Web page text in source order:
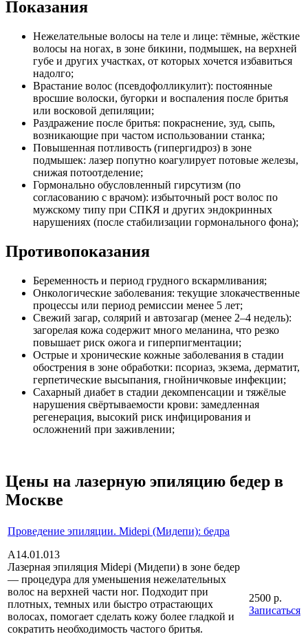
Показания
Нежелательные волосы на теле и лице: тёмные, жёсткие
волосы на ногах, в зоне бикини, подмышек, на верхней
губе и других участках, от которых хочется избавиться
надолго;
Врастание волос (псевдофолликулит): постоянные
вросшие волоски, бугорки и воспаления после бритья
или восковой депиляции;
Раздражение после бритья: покраснение, зуд, сыпь,
возникающие при частом использовании станка;
Повышенная потливость (гипергидроз) в зоне
подмышек: лазер попутно коагулирует потовые железы,
снижая потоотделение;
Гормонально обусловленный гирсутизм (по
согласованию с врачом): избыточный рост волос по
мужскому типу при СПКЯ и других эндокринных
нарушениях (после стабилизации гормонального фона);
Противопоказания
Беременность и период грудного вскармливания;
Онкологические заболевания: текущие злокачественные
процессы или период ремиссии менее 5 лет;
Свежий загар, солярий и автозагар (менее 2–4 недель):
загорелая кожа содержит много меланина, что резко
повышает риск ожога и гиперпигментации;
Острые и хронические кожные заболевания в стадии
обострения в зоне обработки: псориаз, экзема, дерматит,
герпетические высыпания, гнойничковые инфекции;
Сахарный диабет в стадии декомпенсации и тяжёлые
нарушения свёртываемости крови: замедленная
регенерация, высокий риск инфицирования и
осложнений при заживлении;
Цены на лазерную эпиляцию бедер в
Москве
Проведение эпиляции. Midepi (Мидепи): бедра
А14.01.013
Лазерная эпиляция Midepi (Мидепи) в зоне бедер
— процедура для уменьшения нежелательных
волос на верхней части ног. Подходит при
плотных, темных или быстро отрастающих
волосах, помогает сделать кожу более гладкой и
сократить необходимость частого бритья.
2500 р.
Записаться